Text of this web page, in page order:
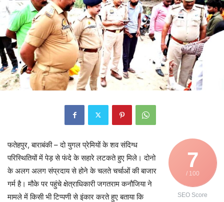
7
/ 100
SEO Score
फतेहपुर, बाराबंकी – दो युगल प्रेमियों के शव संदिग्ध
परिस्थितियों में पेड़ से फंदे के सहारे लटकते हुए मिले। दोनो
के अलग अलग संप्रदाय से होने के चलते चर्चाओं की बाजार
गर्म है। मौके पर पहुंचे क्षेत्राधिकारी जगतराम कनौजिया ने
मामले में किसी भी टिप्पणी से इंकार करते हुए बताया कि